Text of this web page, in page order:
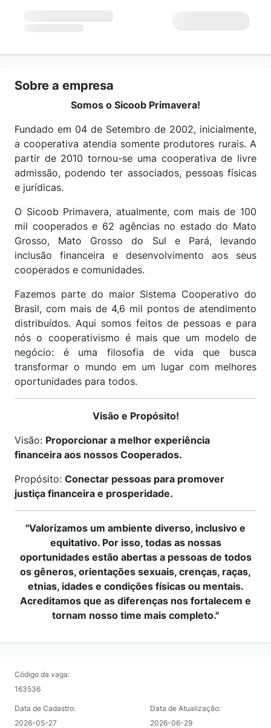
Sobre a empresa
Somos o Sicoob Primavera!
Fundado em 04 de Setembro de 2002, inicialmente,
a cooperativa atendia somente produtores rurais. A
partir de 2010 tornou-se uma cooperativa de livre
admissão, podendo ter associados, pessoas físicas
e jurídicas.
O Sicoob Primavera, atualmente, com mais de 100
mil cooperados e 62 agências no estado do Mato
Grosso, Mato Grosso do Sul e Pará, levando
inclusão financeira e desenvolvimento aos seus
cooperados e comunidades.
Fazemos parte do maior Sistema Cooperativo do
Brasil, com mais de 4,6 mil pontos de atendimento
distribuídos. Aqui somos feitos de pessoas e para
nós o cooperativismo é mais que um modelo de
negócio: é uma filosofia de vida que busca
transformar o mundo em um lugar com melhores
oportunidades para todos.
Visão e Propósito!
Visão: Proporcionar a melhor experiência
financeira aos nossos Cooperados.
Propósito: Conectar pessoas para promover
justiça financeira e prosperidade.
"Valorizamos um ambiente diverso, inclusivo e
equitativo. Por isso, todas as nossas
oportunidades estão abertas a pessoas de todos
os gêneros, orientações sexuais, crenças, raças,
etnias, idades e condições físicas ou mentais.
Acreditamos que as diferenças nos fortalecem e
tornam nosso time mais completo."
Código da vaga:
163536
Data de Cadastro:
2026-05-27
Data de Atualização:
2026-06-29